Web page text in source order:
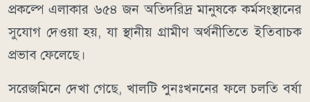
প্রকল্পে এলাকার ৬৫৪ জন অতিদরিদ্র মানুষকে কর্মসংস্থানের
সুযোগ দেওয়া হয়, যা স্থানীয় গ্রামীণ অর্থনীতিতে ইতিবাচক
প্রভাব ফেলেছে।
সরেজমিনে দেখা গেছে, খালটি পুনঃখননের ফলে চলতি বর্ষা